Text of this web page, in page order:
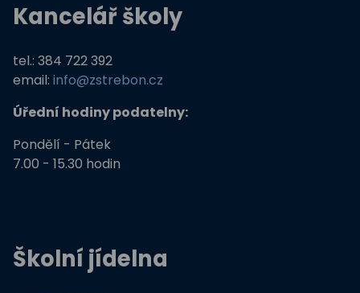
Kancelář školy
tel.: 384 722 392
email: info@zstrebon.cz
Úřední hodiny podatelny:
Pondělí - Pátek
7.00 - 15.30 hodin
Školní jídelna